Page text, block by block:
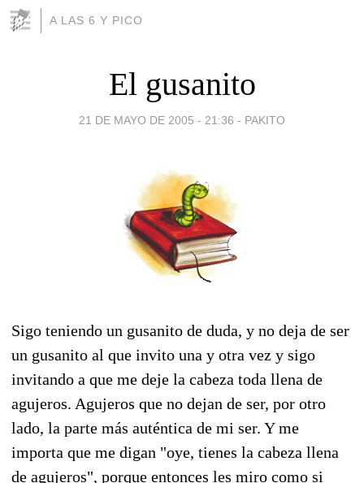
A LAS 6 Y PICO
El gusanito
21 DE MAYO DE 2005 - 21:36 - PAKITO
Sigo teniendo un gusanito de duda, y no deja de ser
un gusanito al que invito una y otra vez y sigo
invitando a que me deje la cabeza toda llena de
agujeros. Agujeros que no dejan de ser, por otro
lado, la parte más auténtica de mi ser. Y me
importa que me digan "oye, tienes la cabeza llena
de agujeros", porque entonces les miro como si